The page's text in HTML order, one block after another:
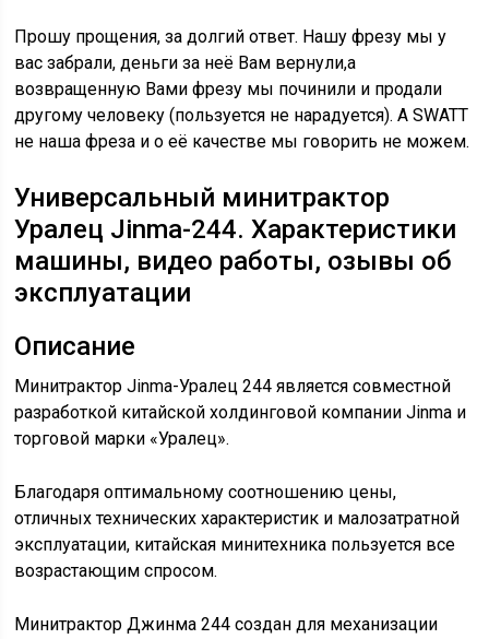
Прошу прощения, за долгий ответ. Нашу фрезу мы у
вас забрали, деньги за неё Вам вернули,а
возвращенную Вами фрезу мы починили и продали
другому человеку (пользуется не нарадуется). А SWATT
не наша фреза и о её качестве мы говорить не можем.
Универсальный минитрактор
Уралец Jinma-244. Характеристики
машины, видео работы, озывы об
эксплуатации
Описание
Минитрактор Jinma-Уралец 244 является совместной
разработкой китайской холдинговой компании Jinma и
торговой марки «Уралец».
Благодаря оптимальному соотношению цены,
отличных технических характеристик и малозатратной
эксплуатации, китайская минитехника пользуется все
возрастающим спросом.
Минитрактор Джинма 244 создан для механизации